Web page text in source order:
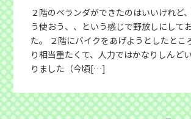
２階のベランダができたのはいいけれど
う使おう、、という感じで野放しにして
た。 ２階にバイクをあげようとしたとこ
り相当重たくて、人力ではかなりしんど
りました（今頃[…]